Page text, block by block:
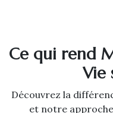
Ce qui rend
Vie
Découvrez la
et notre